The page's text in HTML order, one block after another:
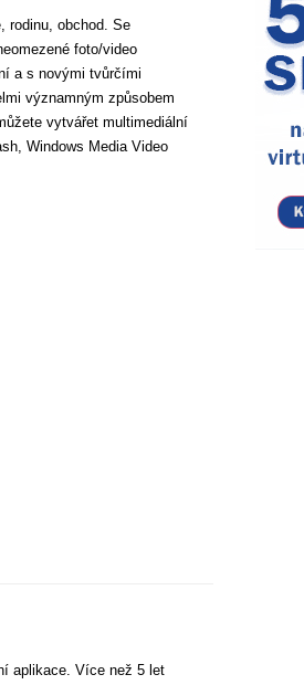
rodinu, obchod. Se
foto/video
a s novými tvůrčími
významným způsobem
vytvářet multimediální
Windows Media Video
aplikace. Více než 5 let